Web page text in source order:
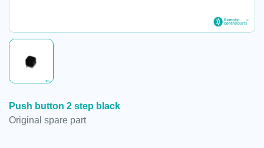
Push button 2 step black
Original spare part